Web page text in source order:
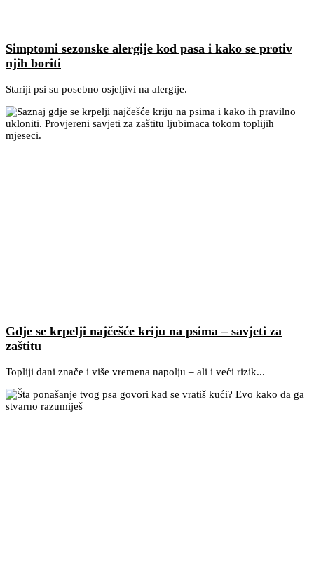
Simptomi sezonske alergije kod pasa i kako se protiv
njih boriti
Stariji psi su posebno osjeljivi na alergije.
Gdje se krpelji najčešće kriju na psima – savjeti za
zaštitu
Topliji dani znače i više vremena napolju – ali i veći rizik...